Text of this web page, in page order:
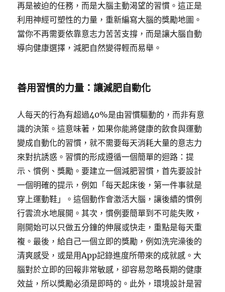
再是被迫的任務，而是大腦主動渴望的習慣。這正是
利用神經可塑性的力量，重新編寫大腦的獎勵地圖。
當你不再需要依靠意志力苦苦支撐，而是讓大腦自動
導向健康選擇，減肥自然變得輕而易舉。
善用習慣的力量：讓減肥自動化
人每天的行為有超過40%是由習慣驅動的，而非有意
識的決策。這意味著，如果你能將健康的飲食與運動
變成自動化的習慣，就不需要每天消耗大量的意志力
來對抗誘惑。習慣的形成遵循一個簡單的迴路：提
示、慣例、獎勵。要建立一個減肥習慣，首先要設計
一個明確的提示，例如「每天起床後，第一件事就是
穿上運動鞋」。這個動作會激活大腦，讓後續的慣例
行雲流水地展開。其次，慣例要簡單到不可能失敗，
剛開始可以只做五分鐘的伸展或快走，重點是每天重
複。最後，給自己一個立即的獎勵，例如洗完澡後的
清爽感受，或是用App記錄進度所帶來的成就感。大
腦對於立即的回報非常敏感，卻容易忽略長期的健康
效益，所以獎勵必須是即時的。此外，環境設計是習